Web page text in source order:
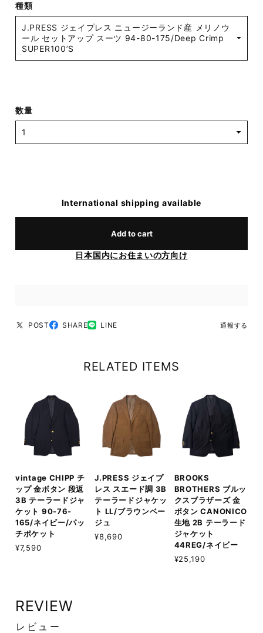
種類
数量
International shipping available
Add to cart
日本国内にお住まいの方向け
POST SHARE LINE 通報する
RELATED ITEMS
vintage CHIPP チ
ップ 金ボタン 段返
3B テーラードジャ
ケット 90-76-
165/ネイビー/パッ
チポケット
¥7,590
J.PRESS ジェイプ
レス スエード調 3B
テーラードジャケッ
ト LL/ブラウンベー
ジュ
¥8,690
BROOKS
BROTHERS ブルッ
クスブラザーズ 金
ボタン CANONICO
生地 2B テーラード
ジャケット
44REG/ネイビー
¥25,190
REVIEW
レビュー